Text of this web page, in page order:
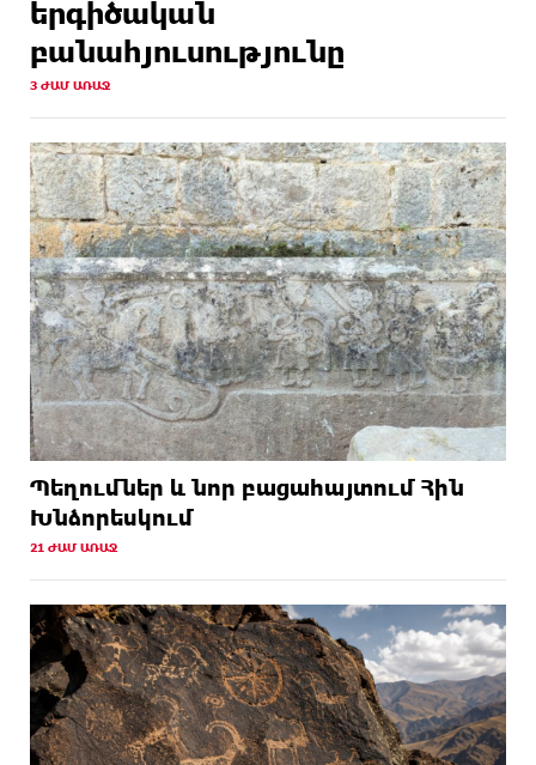
երգիծական
բանահյուսությունը
3 ԺԱՄ ԱՌԱՋ
Պեղումներ և նոր բացահայտում Հին
Խնձորեսկում
21 ԺԱՄ ԱՌԱՋ